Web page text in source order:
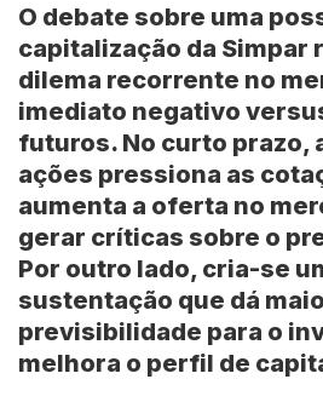
O debate sobre uma
capitalização da Simpar
dilema recorrente no
imediato negativo
futuros. No curto prazo,
ações pressiona as
aumenta a oferta no
gerar críticas sobre o
Por outro lado, cria-se
sustentação que dá
previsibilidade para o
melhora o perfil de